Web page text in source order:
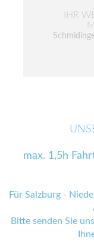
IHR
max. 1,5h
Für Salzburg -
Bitte senden Sie